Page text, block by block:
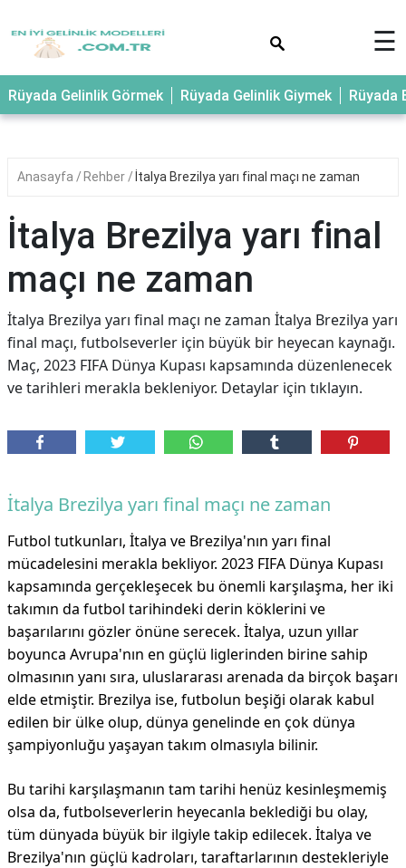
☰
Rüyada Gelinlik Görmek Rüyada Gelinlik Giymek Rüyada
Anasayfa Rehber İtalya Brezilya yarı final maçı ne zaman
İtalya Brezilya yarı final
maçı ne zaman
İtalya Brezilya yarı final maçı ne zaman İtalya Brezilya yarı
final maçı, futbolseverler için büyük bir heyecan kaynağı.
Maç, 2023 FIFA Dünya Kupası kapsamında düzenlenecek
ve tarihleri merakla bekleniyor. Detaylar için tıklayın.
İtalya Brezilya yarı final maçı ne zaman
Futbol tutkunları, İtalya ve Brezilya'nın yarı final
mücadelesini merakla bekliyor. 2023 FIFA Dünya Kupası
kapsamında gerçekleşecek bu önemli karşılaşma, her iki
takımın da futbol tarihindeki derin köklerini ve
başarılarını gözler önüne serecek. İtalya, uzun yıllar
boyunca Avrupa'nın en güçlü liglerinden birine sahip
olmasının yanı sıra, uluslararası arenada da birçok başarı
elde etmiştir. Brezilya ise, futbolun beşiği olarak kabul
edilen bir ülke olup, dünya genelinde en çok dünya
şampiyonluğu yaşayan takım olmasıyla bilinir.
Bu tarihi karşılaşmanın tam tarihi henüz kesinleşmemiş
olsa da, futbolseverlerin heyecanla beklediği bu olay,
tüm dünyada büyük bir ilgiyle takip edilecek. İtalya ve
Brezilya'nın güçlü kadroları, taraftarlarının destekleriyle